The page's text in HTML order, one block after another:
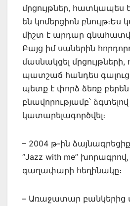
մրցույթներ, հատկապես
են կոմերցիոն բնույթ։Ես
միշտ է արդար
Բայց իմ սաներին
մասնակցել
պատշաճ հանդես գալուց
պետք է փորձ ձեռք
բնավորությամբ՝ ձգտելով
կատարելագործվել։
– 2004 թ-ին
‘’Jazz with me’’
գաղափարի հեղինակը։
– Առաջատար բանկերից